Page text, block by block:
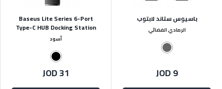
الرمادي الفضائي
باسيوس ستاند لابتوب
JOD 9
أسود
Baseus Lite Series 6-Port
Type-C HUB Docking Station
JOD 31